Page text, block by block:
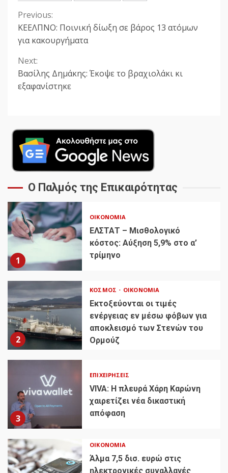
Continue
Reading
Previous:
ΚΕΕΛΠΝΟ: Ποινική δίωξη σε βάρος 13 ατόμων
για κακουργήματα
Next:
Βασίλης Δημάκης: Έκοψε το βραχιολάκι κι
εξαφανίστηκε
Ο Παλμός της Επικαιρότητας
1
ΟΙΚΟΝΟΜΊΑ
ΕΛΣΤΑΤ – Μισθολογικό
κόστος: Αύξηση 5,9% στο α’
τρίμηνο
2
ΚΌΣΜΟΣ ΟΙΚΟΝΟΜΊΑ
Εκτοξεύονται οι τιμές
ενέργειας εν μέσω φόβων για
αποκλεισμό των Στενών του
Ορμούζ
3
ΕΠΙΧΕΙΡΉΣΕΙΣ
VIVA: Η πλευρά Χάρη Καρώνη
χαιρετίζει νέα δικαστική
απόφαση
ΟΙΚΟΝΟΜΊΑ
Άλμα 7,5 δισ. ευρώ στις
ηλεκτρονικές συναλλαγές